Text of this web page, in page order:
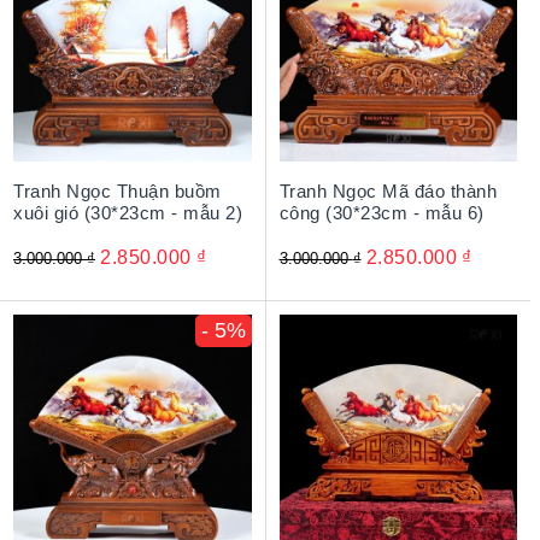
Tranh Ngọc Mã đáo thành công (mẫu 3)
Đặc trưng:Tranh Ngọc Mã đáo thành công là quà tặng
Tranh Ngọc Thuận buồm
xuôi gió (30*23cm - mẫu 2)
3.000.000 ₫ 2.850.000 ₫
Tranh Ngọc Mã đáo thành
công (30*23cm - mẫu 6)
3.000.000 ₫ 2.850.000 ₫
- 5%